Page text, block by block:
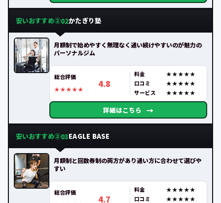
安いおすすめ②02かたぎり塾
月額制で始めやすく無理なく通い続けやすいのが魅力の
パーソナルジム
総合評価
4.8
料金
口コミ
サービス
詳細はこちら →
安いおすすめ③03EAGLE BASE
月額制と回数券制の両方があり通い方に合わせて選びや
すい
総合評価
4.7
料金
口コミ